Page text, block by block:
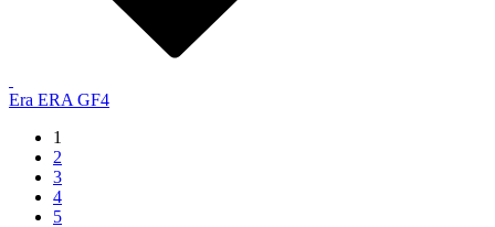
Era ERA GF4
1
2
3
4
5